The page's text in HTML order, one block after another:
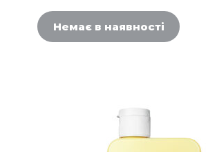
Немає в наявності